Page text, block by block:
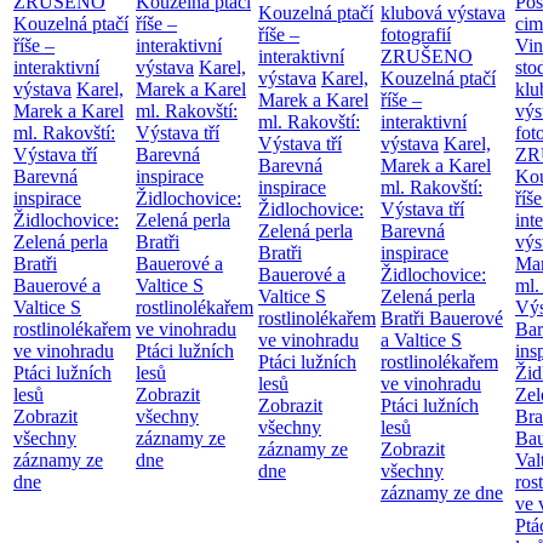
Kouzelná ptačí
říše –
interaktivní
výstava Karel,
Marek a Karel
ml. Rakovští:
Výstava tří
Barevná
inspirace
Židlochovice:
Zelená perla
Bratři
Bauerové a
Valtice S
rostlinolékařem
ve vinohradu
Ptáci lužních
lesů
Zobrazit
všechny
záznamy ze
dne
říše –
interaktivní
výstava Karel,
Marek a Karel
ml. Rakovští:
Výstava tří
Barevná
inspirace
Židlochovice:
Zelená perla
Bratři
Bauerové a
Valtice S
rostlinolékařem
ve vinohradu
Ptáci lužních
lesů
Zobrazit
všechny
záznamy ze
dne
Kouzelná ptačí
říše –
interaktivní
výstava Karel,
Marek a Karel
ml. Rakovští:
Výstava tří
Barevná
inspirace
Židlochovice:
Zelená perla
Bratři
Bauerové a
Valtice S
rostlinolékařem
ve vinohradu
Ptáci lužních
lesů
Zobrazit
všechny
záznamy ze
dne
klubová výstava
fotografií
ZRUŠENO
Kouzelná ptačí
říše –
interaktivní
výstava Karel,
Marek a Karel
ml. Rakovští:
Výstava tří
Barevná
inspirace
Židlochovice:
Zelená perla
Bratři Bauerové
a Valtice S
rostlinolékařem
ve vinohradu
Ptáci lužních
lesů
Zobrazit
všechny
záznamy ze dne
ml.
ve